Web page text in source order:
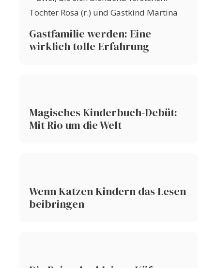
Gastfamilie werden: Eine
wirklich tolle Erfahrung
Magisches Kinderbuch-Debüt:
Mit Rio um die Welt
Wenn Katzen Kindern das Lesen
beibringen